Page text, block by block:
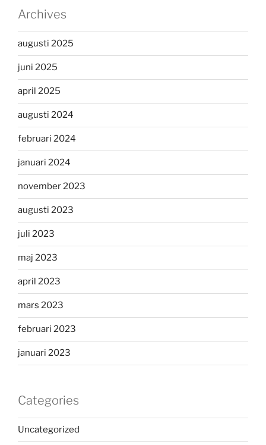
Archives
augusti 2025
juni 2025
april 2025
augusti 2024
februari 2024
januari 2024
november 2023
augusti 2023
juli 2023
maj 2023
april 2023
mars 2023
februari 2023
januari 2023
Categories
Uncategorized